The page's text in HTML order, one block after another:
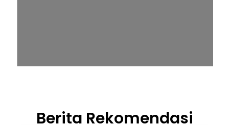
Berita Rekomendasi